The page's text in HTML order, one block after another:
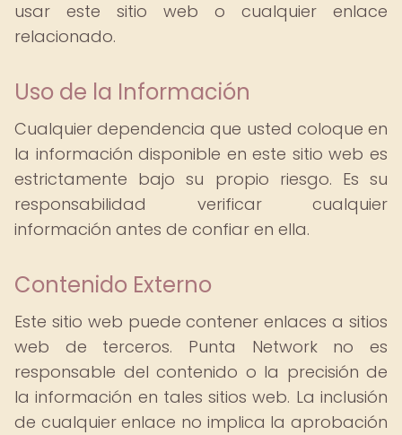
usar este sitio web o cualquier enlace
relacionado.
Uso de la Información
Cualquier dependencia que usted coloque en
la información disponible en este sitio web es
estrictamente bajo su propio riesgo. Es su
responsabilidad verificar cualquier
información antes de confiar en ella.
Contenido Externo
Este sitio web puede contener enlaces a sitios
web de terceros. Punta Network no es
responsable del contenido o la precisión de
la información en tales sitios web. La inclusión
de cualquier enlace no implica la aprobación